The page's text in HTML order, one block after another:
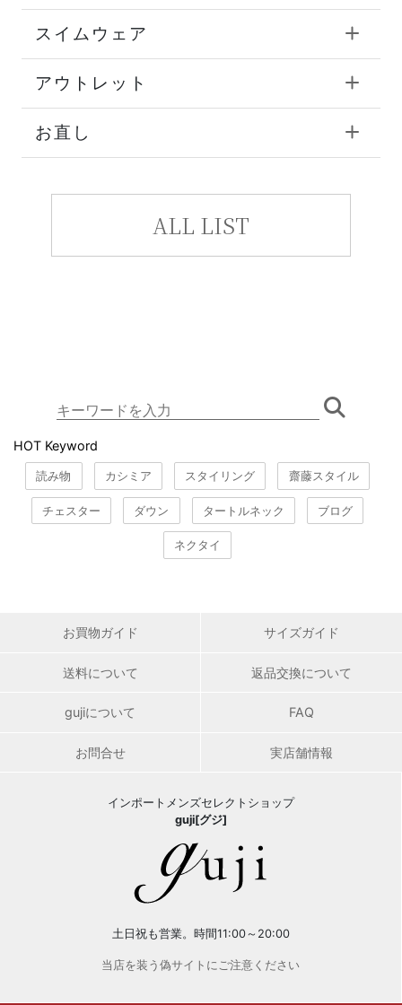
スイムウェア
アウトレット
お直し
ALL LIST
HOT Keyword
読み物 カシミア スタイリング 齋藤スタイル
チェスター ダウン タートルネック ブログ
ネクタイ
お買物ガイド サイズガイド
送料について 返品交換について
gujiについて FAQ
お問合せ 実店舗情報
インポートメンズセレクトショップ
guji[グジ]
土日祝も営業。時間11:00～20:00
当店を装う偽サイトにご注意ください